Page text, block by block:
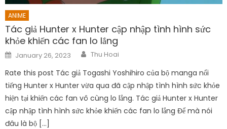
ANIME
Tác giả Hunter x Hunter cập nhập tình hình sức
khỏe khiến các fan lo lắng
Posted
on
January 26, 2023 Author
Thu Hoai
Rate this post Tác giả Togashi Yoshihiro của bộ manga nổi
tiếng Hunter x Hunter vừa qua đã cập nhập tình hình sức khỏe
hiện tại khiến các fan vô cùng lo lắng. Tác giả Hunter x Hunter
cập nhập tình hình sức khỏe khiến các fan lo lắng Để mà nói
đâu là bộ […]